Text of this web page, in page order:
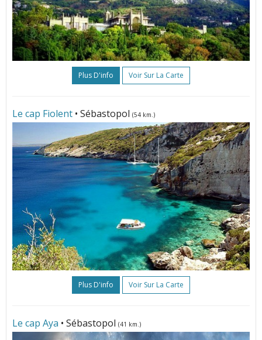
Plus D'info Voir Sur La Carte
Le cap Fiolent • Sébastopol (54 km.)
Plus D'info Voir Sur La Carte
Le cap Aya • Sébastopol (41 km.)